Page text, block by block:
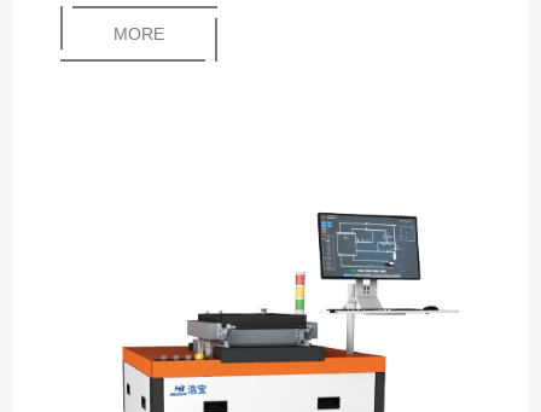
近乎完美的封装焊接方案。应用范围：BGA、3D-MID等
器件封装，半导体、高级封装、微电子混合组装、光电封
MORE